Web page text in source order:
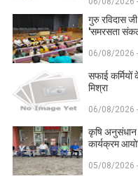
गुरु रविदास
'समरसता
06/08/2026
सफाई
मिश्रा
06/08/2026
कृषि अनुसंधान
कार्यक्रम
05/08/2026